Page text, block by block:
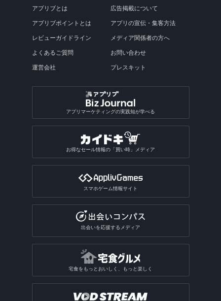
アプリブとは
アプリブポイントとは
レビューガイドライン
よくあるご質問
運営会社
広告掲載について
アプリの宣伝・集客方法
メディア関係者の方へ
お問い合わせ
プレスキット
アプリマーケティングの実践知が学べる
お得なセール情報の「買い時」メディア
スマホゲーム情報サイト
出会いを応援するメディア
宅食をもっとおいしく、もっと楽しく